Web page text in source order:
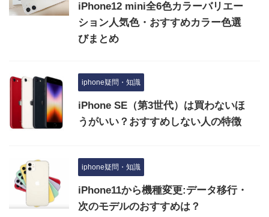
iPhone12 mini全6色カラーバリエー
ション人気色・おすすめカラー色選
びまとめ
iphone疑問・知識
iPhone SE（第3世代）は買わないほ
うがいい？おすすめしない人の特徴
iphone疑問・知識
iPhone11から機種変更:データ移行・
次のモデルのおすすめは？